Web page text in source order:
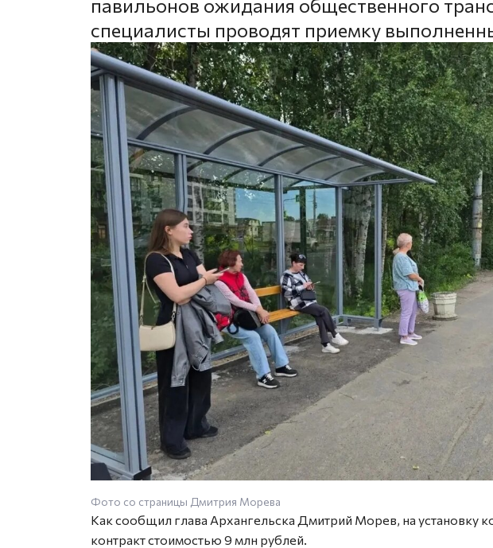
павильонов ожидания общественного
специалисты проводят приемку
Фото со страницы Дмитрия Морева
Как сообщил глава Архангельска Дмитрий Морев, на установку
контракт стоимостью 9 млн рублей.